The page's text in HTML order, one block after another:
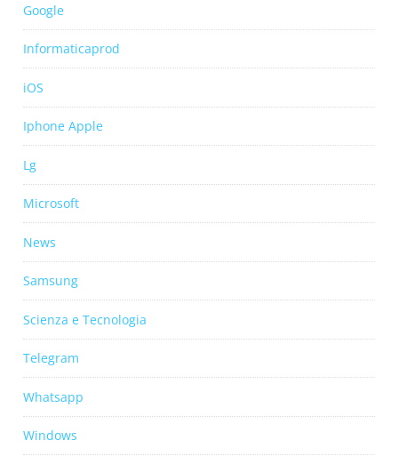
Google
Informaticaprod
iOS
Iphone Apple
Lg
Microsoft
News
Samsung
Scienza e Tecnologia
Telegram
Whatsapp
Windows